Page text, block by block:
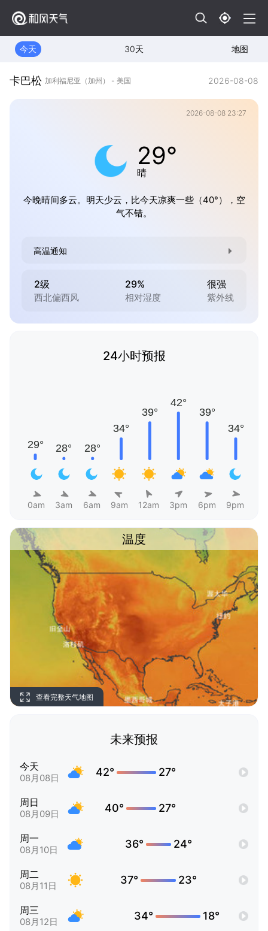
今天 30天 地图
卡巴松 加利福尼亚（加州） - 美国 2026-08-08
2026-08-08 23:27
29°
晴
今晚晴间多云。明天少云，比今天凉爽一些（40°），空
气不错。
高温通知
2级
西北偏西风
29%
相对湿度
很强
紫外线
24小时预报
0am 3am 6am 9am 12am 3pm 6pm 9pm
温度
查看完整天气地图
未来预报
今天
08月08日 42° 27°
周日
08月09日 40° 27°
周一
08月10日 36° 24°
周二
08月11日 37° 23°
周三
08月12日 34° 18°